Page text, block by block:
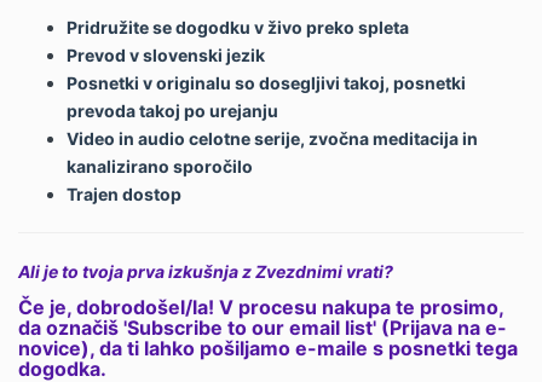
Pridružite se dogodku v živo preko spleta
Prevod v slovenski jezik
Posnetki v originalu so dosegljivi takoj, posnetki
prevoda takoj po urejanju
Video in audio celotne serije, zvočna meditacija in
kanalizirano sporočilo
Trajen dostop
Ali je to tvoja prva izkušnja z Zvezdnimi vrati?
Če je, dobrodošel/la! V procesu nakupa te prosimo,
da označiš 'Subscribe to our email list' (Prijava na e-
novice), da ti lahko pošiljamo e-maile s posnetki tega
dogodka.